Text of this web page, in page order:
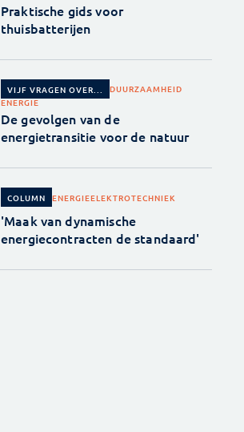
Praktische gids voor
thuisbatterijen
VIJF VRAGEN OVER...
DUURZAAMHEID
ENERGIE
De gevolgen van de
energietransitie voor de natuur
COLUMN ENERGIEELEKTROTECHNIEK
'Maak van dynamische
energiecontracten de standaard'